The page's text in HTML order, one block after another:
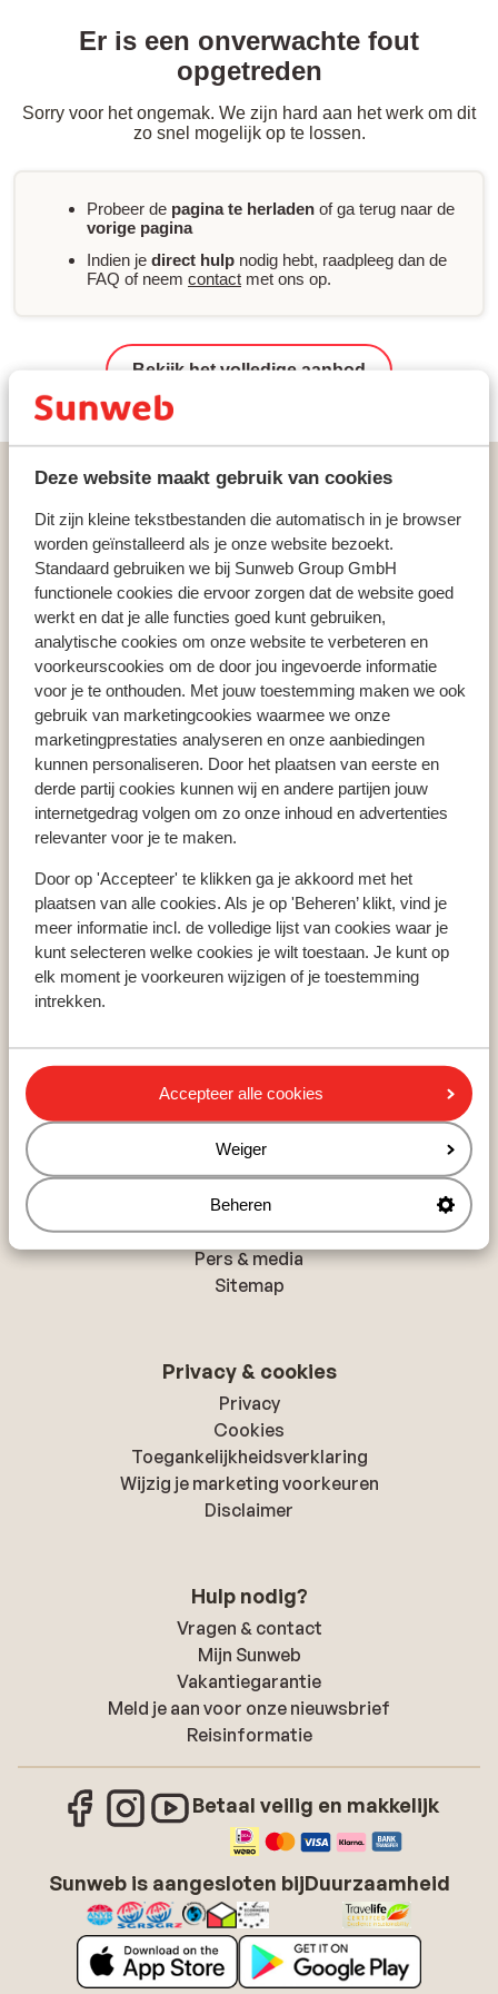
Deze website maakt gebruik van cookies
Dit zijn kleine tekstbestanden die automatisch in je browser
worden geïnstalleerd als je onze website bezoekt.
Standaard gebruiken we bij Sunweb Group GmbH
functionele cookies die ervoor zorgen dat de website goed
werkt en dat je alle functies goed kunt gebruiken,
analytische cookies om onze website te verbeteren en
voorkeurscookies om de door jou ingevoerde informatie
voor je te onthouden. Met jouw toestemming maken we ook
gebruik van marketingcookies waarmee we onze
marketingprestaties analyseren en onze aanbiedingen
kunnen personaliseren. Door het plaatsen van eerste en
derde partij cookies kunnen wij en andere partijen jouw
internetgedrag volgen om zo onze inhoud en advertenties
relevanter voor je te maken.
Door op 'Accepteer' te klikken ga je akkoord met het
plaatsen van alle cookies. Als je op 'Beheren’ klikt, vind je
meer informatie incl. de volledige lijst van cookies waar je
kunt selecteren welke cookies je wilt toestaan. Je kunt op
elk moment je voorkeuren wijzigen of je toestemming
intrekken.
Accepteer alle cookies
Weiger
Beheren
Er is een onverwachte fout
opgetreden
Sorry voor het ongemak. We zijn hard aan het werk om dit
zo snel mogelijk op te lossen.
Probeer de pagina te herladen of ga terug naar de
vorige pagina
Indien je direct hulp nodig hebt, raadpleeg dan de
FAQ of neem contact met ons op.
Bekijk het volledige aanbod
Vakanties Zonvakanties Spanje
Ibiza
Populaire landen
Spanje
Griekenland
Portugal
Populaire regio's
Kreta
Zakynthos
Populaire bestemmingen
Albufeira
Over Sunweb
Over Sunweb
Verantwoord op vakantie
Vacatures
Pers & media
Sitemap
Privacy & cookies
Privacy
Cookies
Toegankelijkheidsverklaring
Wijzig je marketing voorkeuren
Disclaimer
Hulp nodig?
Vragen & contact
Mijn Sunweb
Vakantiegarantie
Meld je aan voor onze nieuwsbrief
Reisinformatie
Betaal veilig en makkelijk
Sunweb is aangesloten bijDuurzaamheid